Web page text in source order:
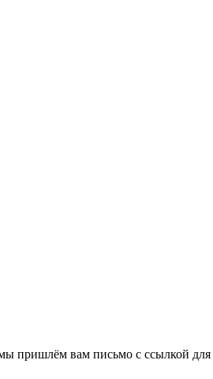
пришлём вам письмо с ссылкой для